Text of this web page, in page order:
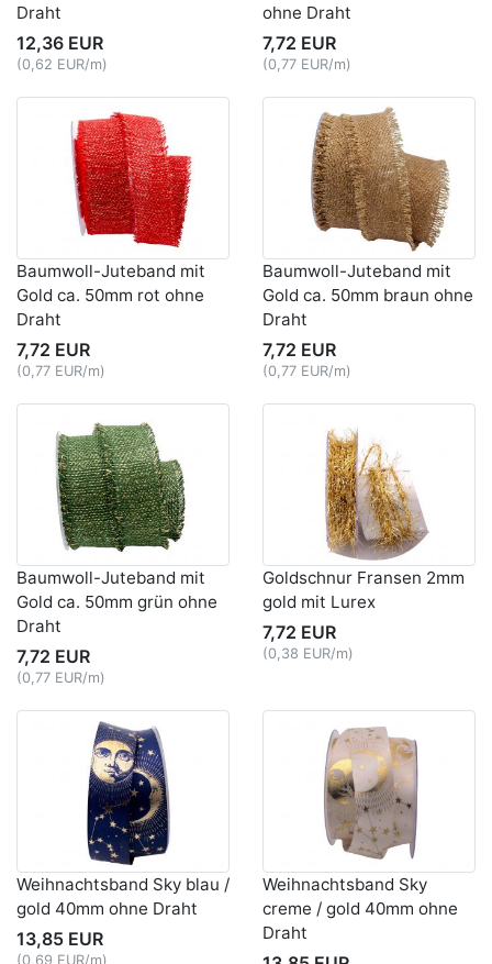
Draht
12,36 EUR
(0,62 EUR/m)
ohne Draht
7,72 EUR
(0,77 EUR/m)
Baumwoll-Juteband mit
Gold ca. 50mm rot ohne
Draht
7,72 EUR
(0,77 EUR/m)
Baumwoll-Juteband mit
Gold ca. 50mm braun ohne
Draht
7,72 EUR
(0,77 EUR/m)
Baumwoll-Juteband mit
Gold ca. 50mm grün ohne
Draht
7,72 EUR
(0,77 EUR/m)
Goldschnur Fransen 2mm
gold mit Lurex
7,72 EUR
(0,38 EUR/m)
Weihnachtsband Sky blau /
gold 40mm ohne Draht
13,85 EUR
(0,69 EUR/m)
Weihnachtsband Sky
creme / gold 40mm ohne
Draht